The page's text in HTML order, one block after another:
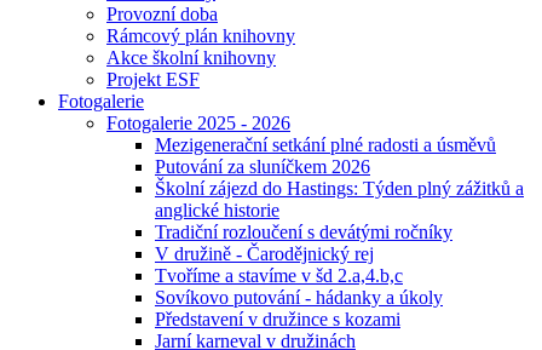
Provozní doba
Rámcový plán knihovny
Akce školní knihovny
Projekt ESF
Fotogalerie
Fotogalerie 2025 - 2026
Mezigenerační setkání plné radosti a úsměvů
Putování za sluníčkem 2026
Školní zájezd do Hastings: Týden plný zážitků a
anglické historie
Tradiční rozloučení s devátými ročníky
V družině - Čarodějnický rej
Tvoříme a stavíme v šd 2.a,4.b,c
Sovíkovo putování - hádanky a úkoly
Představení v družince s kozami
Jarní karneval v družinách